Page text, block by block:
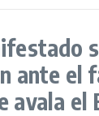
ante el
avala el